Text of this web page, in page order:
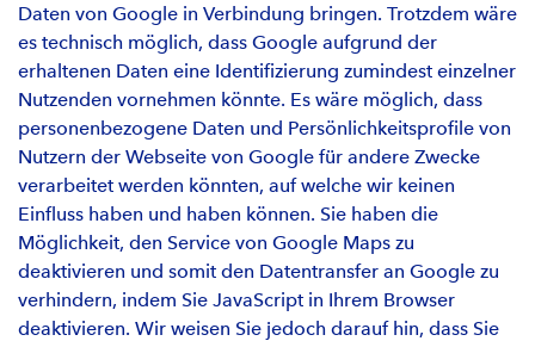
Daten von Google in Verbindung bringen. Trotzdem wäre
es technisch möglich, dass Google aufgrund der
erhaltenen Daten eine Identifizierung zumindest einzelner
Nutzenden vornehmen könnte. Es wäre möglich, dass
personenbezogene Daten und Persönlichkeitsprofile von
Nutzern der Webseite von Google für andere Zwecke
verarbeitet werden könnten, auf welche wir keinen
Einfluss haben und haben können. Sie haben die
Möglichkeit, den Service von Google Maps zu
deaktivieren und somit den Datentransfer an Google zu
verhindern, indem Sie JavaScript in Ihrem Browser
deaktivieren. Wir weisen Sie jedoch darauf hin, dass Sie